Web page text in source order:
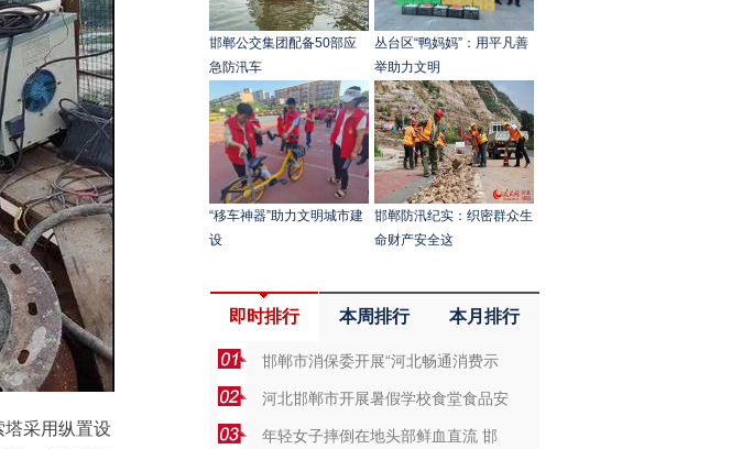
采用纵置设
邯郸公交集团配备50部应
急防汛车
丛台区“鸭妈妈”：用平凡善
举助力文明
“移车神器”助力文明城市建
设
邯郸防汛纪实：织密群众生
命财产安全这
即时排行 本周排行 本月排行
邯郸市消保委开展“河北畅通消费示
河北邯郸市开展暑假学校食堂食品安
年轻女子摔倒在地头部鲜血直流 邯